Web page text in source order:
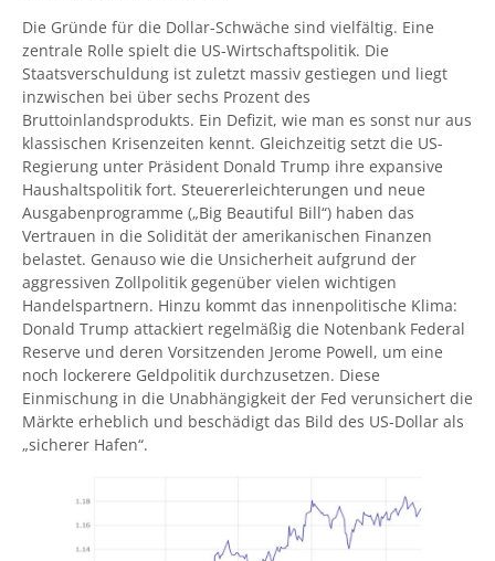
Die Gründe für die Dollar-Schwäche sind vielfältig. Eine
zentrale Rolle spielt die US-Wirtschaftspolitik. Die
Staatsverschuldung ist zuletzt massiv gestiegen und liegt
inzwischen bei über sechs Prozent des
Bruttoinlandsprodukts. Ein Defizit, wie man es sonst nur aus
klassischen Krisenzeiten kennt. Gleichzeitig setzt die US-
Regierung unter Präsident Donald Trump ihre expansive
Haushaltspolitik fort. Steuererleichterungen und neue
Ausgabenprogramme („Big Beautiful Bill“) haben das
Vertrauen in die Solidität der amerikanischen Finanzen
belastet. Genauso wie die Unsicherheit aufgrund der
aggressiven Zollpolitik gegenüber vielen wichtigen
Handelspartnern. Hinzu kommt das innenpolitische Klima:
Donald Trump attackiert regelmäßig die Notenbank Federal
Reserve und deren Vorsitzenden Jerome Powell, um eine
noch lockerere Geldpolitik durchzusetzen. Diese
Einmischung in die Unabhängigkeit der Fed verunsichert die
Märkte erheblich und beschädigt das Bild des US-Dollar als
„sicherer Hafen“.